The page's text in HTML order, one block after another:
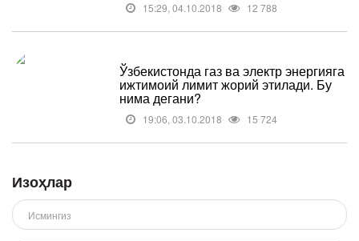
15:29, 04.10.2018 12 788
Ўзбекистонда газ ва электр энергияга
ижтимоий лимит жорий этилади. Бу
нима дегани?
19:06, 03.10.2018 15 724
Изоҳлар